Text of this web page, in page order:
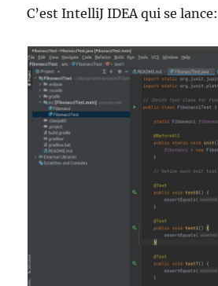
C’est IntelliJ IDEA qui se lance: